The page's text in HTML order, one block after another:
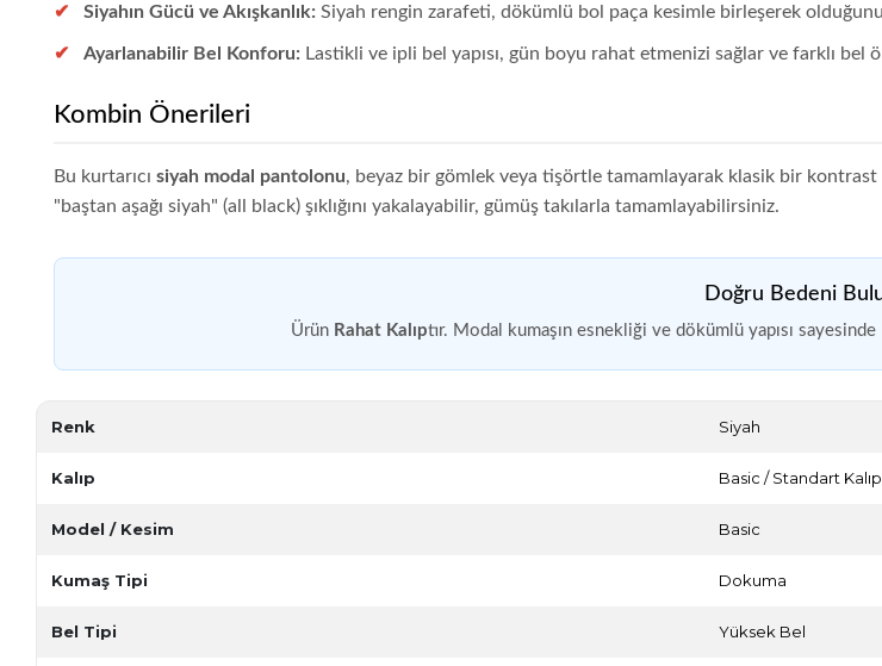
Siyahın Gücü ve Akışkanlık: Siyah rengin zarafeti, dökümlü bol paça kesimle birleşerek
Ayarlanabilir Bel Konforu: Lastikli ve ipli bel yapısı, gün boyu rahat etmenizi sağlar ve farklı bel
Kombin Önerileri
Bu kurtarıcısiyah modal pantolonu, beyaz bir gömlek veya tişörtle tamamlayarak klasik bir
"baştan aşağı siyah" (all black) şıklığını yakalayabilir, gümüş takılarla tamamlayabilirsiniz.
Doğru Bedeni
Ürün Rahat Kalıptır. Modal kumaşın esnekliği ve dökümlü yapısı
Renk Siyah
Kalıp Basic / Standart Kalıp
Model / Kesim Basic
Kumaş Tipi Dokuma
Bel Tipi Yüksek Bel